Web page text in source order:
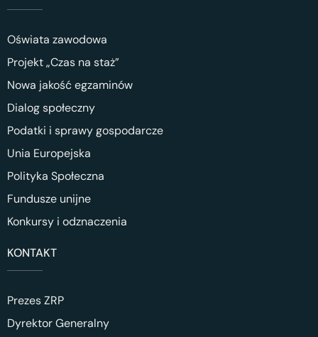
Oświata zawodowa
Projekt „Czas na staż”
Nowa jakość egzaminów
Dialog społeczny
Podatki i sprawy gospodarcze
Unia Europejska
Polityka Społeczna
Fundusze unijne
Konkursy i odznaczenia
KONTAKT
Prezes ZRP
Dyrektor Generalny